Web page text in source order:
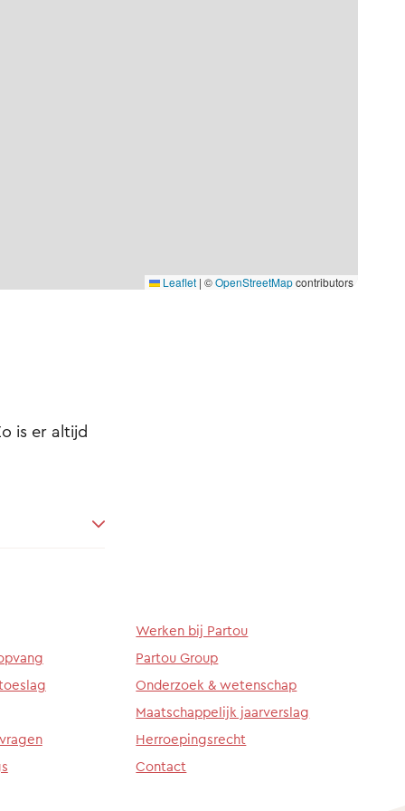
Leaflet | ©OpenStreetMapcontributors
is er altijd
Werken bij Partou
Partou Group
Onderzoek & wetenschap
Maatschappelijk jaarverslag
Herroepingsrecht
Contact